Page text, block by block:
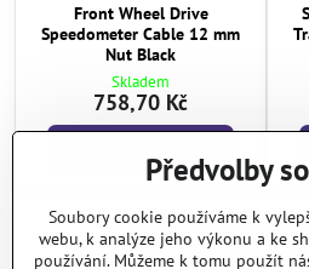
Front Wheel Drive
Speedometer Cable 12 mm
Nut Black
Skladem
758,70 Kč
Další
Předvolby
Soubory cookie používáme k
webu, k analýze jeho výkonu a ke
používání. Můžeme k tomu použít